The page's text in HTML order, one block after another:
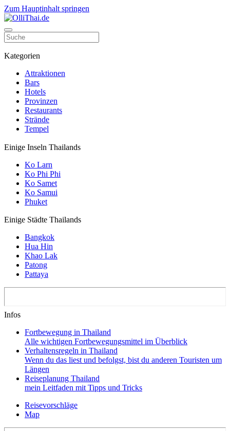
Zum Hauptinhalt springen
Kategorien
Attraktionen
Bars
Hotels
Provinzen
Restaurants
Strände
Tempel
Einige Inseln Thailands
Ko Larn
Ko Phi Phi
Ko Samet
Ko Samui
Phuket
Einige Städte Thailands
Bangkok
Hua Hin
Khao Lak
Patong
Pattaya
Infos
Fortbewegung in Thailand
Alle wichtigen Fortbewegungsmittel im Überblick
Verhaltensregeln in Thailand
Wenn du das liest und befolgst, bist du anderen Touristen um
Längen
Reiseplanung Thailand
mein Leitfaden mit Tipps und Tricks
Reisevorschläge
Map